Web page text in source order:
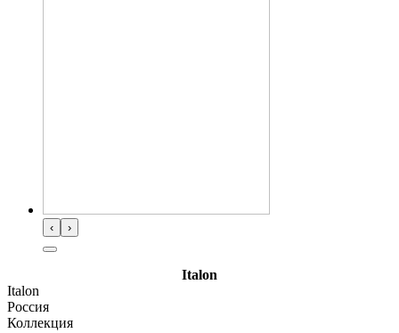
‹ ›
Italon
Italon
Россия
Коллекция